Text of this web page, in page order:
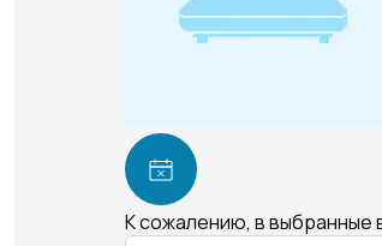
К сожалению, в выбранные